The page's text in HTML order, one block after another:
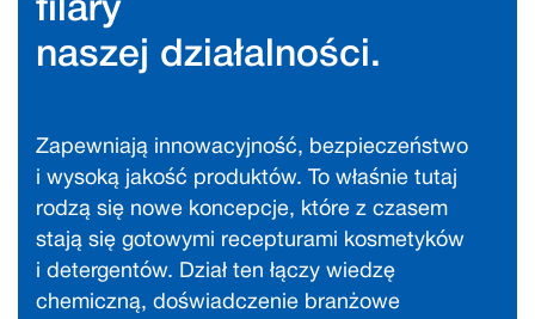
filary
naszej działalności.
Zapewniają innowacyjność, bezpieczeństwo
i wysoką jakość produktów. To właśnie tutaj
rodzą się nowe koncepcje, które z czasem
stają się gotowymi recepturami kosmetyków
i detergentów. Dział ten łączy wiedzę
chemiczną, doświadczenie branżowe